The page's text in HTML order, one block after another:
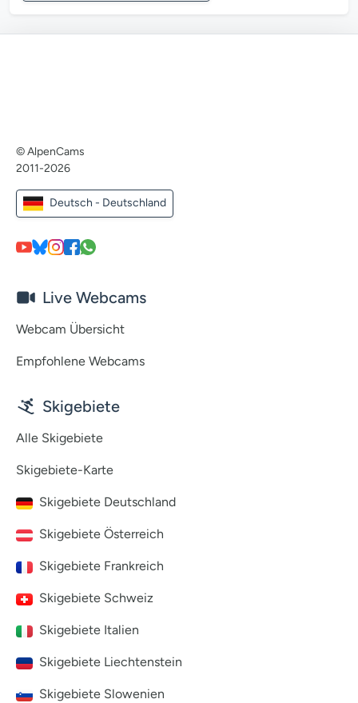
© AlpenCams
2011-2026
Deutsch - Deutschland
Live Webcams
Webcam Übersicht
Empfohlene Webcams
Skigebiete
Alle Skigebiete
Skigebiete-Karte
Skigebiete Deutschland
Skigebiete Österreich
Skigebiete Frankreich
Skigebiete Schweiz
Skigebiete Italien
Skigebiete Liechtenstein
Skigebiete Slowenien